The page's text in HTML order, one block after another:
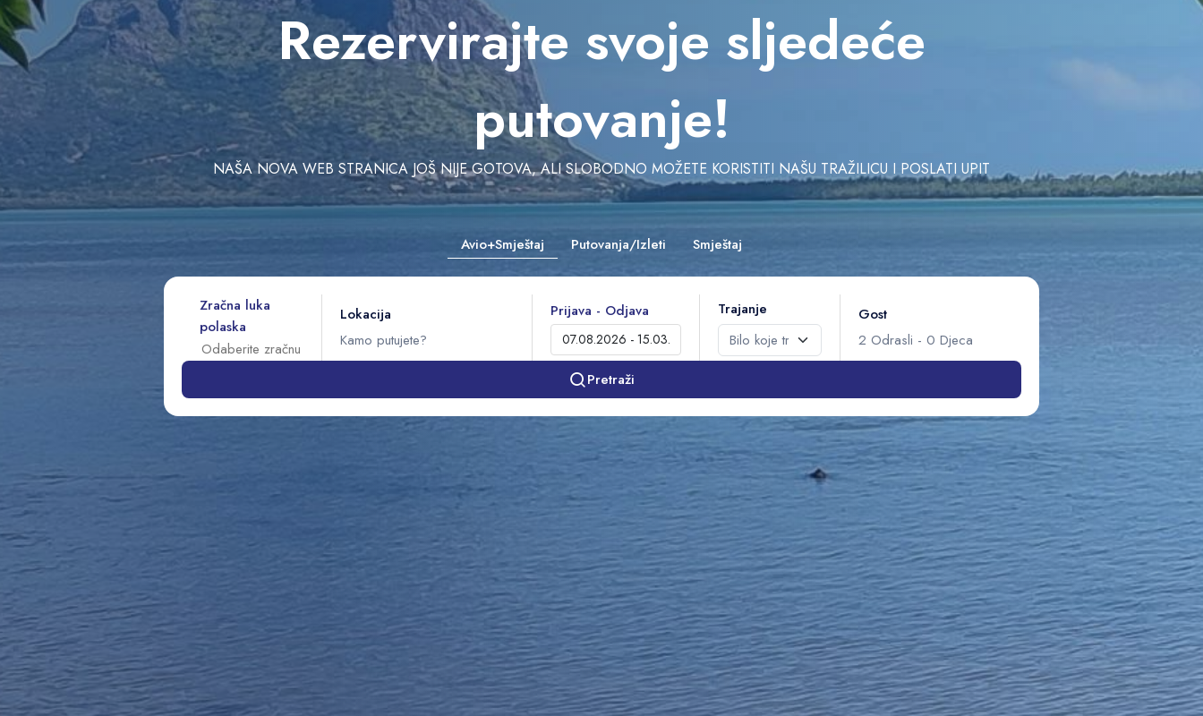
Rezervirajte svoje sljedeće
putovanje!
NAŠA NOVA WEB STRANICA JOŠ NIJE GOTOVA, ALI SLOBODNO MOŽETE KORISTITI NAŠU TRAŽILICU I POSLATI UPIT
Avio+Smještaj Putovanja/Izleti Smještaj
Zračna luka
polaska
Lokacija Prijava - Odjava Trajanje
Gost
2 Odrasli - 0 Djeca
Pretraži